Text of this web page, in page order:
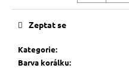
Kategorie:
Barva korálku:
Zeptat se